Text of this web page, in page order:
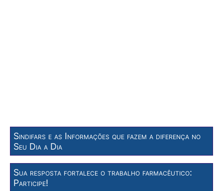
Sindifars e as Informações que fazem a diferença no
Seu Dia a Dia
Sua resposta fortalece o trabalho farmacêutico:
Participe!